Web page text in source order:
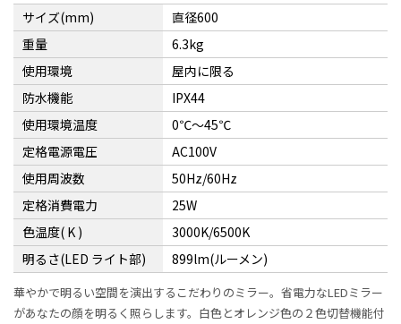
サイズ(mm)
直径600
重量
6.3kg
使用環境
屋内に限る
防水機能
IPX44
使用環境温度
0℃〜45℃
定格電源電圧
AC100V
使用周波数
50Hz/60Hz
定格消費電力
25W
色温度( K )
3000K/6500K
明るさ(LED ライト部)
899lm(ルーメン)
華やかで明るい空間を演出するこだわりのミラー。省電力なLEDミラー
があなたの顔を明るく照らします。白色とオレンジ色の２色切替機能付